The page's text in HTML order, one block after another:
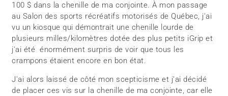
100 $ dans la chenille de ma conjointe. À mon passage
au Salon des sports récréatifs motorisés de Québec, j'ai
vu un kiosque qui démontrait une chenille lourde de
plusieurs milles/kilomètres dotée des plus petits iGrip et
j'ai été énormément surpris de voir que tous les
crampons étaient encore en bon état.
J'ai alors laissé de côté mon scepticisme et j’ai décidé
de placer ces vis sur la chenille de ma conjointe, car elle